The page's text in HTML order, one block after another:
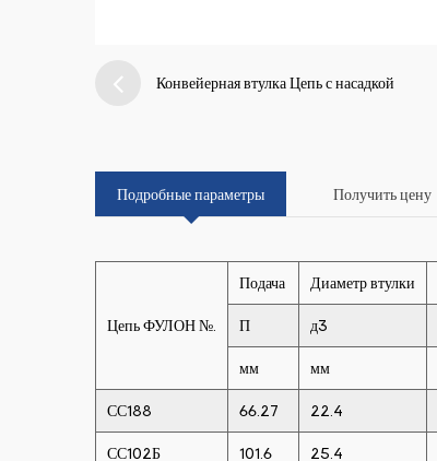
Конвейерная втулка Цепь с насадкой
Подробные параметры Получить цену
Цепь ФУЛОН №.
Подача Диаметр втулки
П д3
мм мм
СС188 66.27 22.4
СС102Б 101.6 25.4